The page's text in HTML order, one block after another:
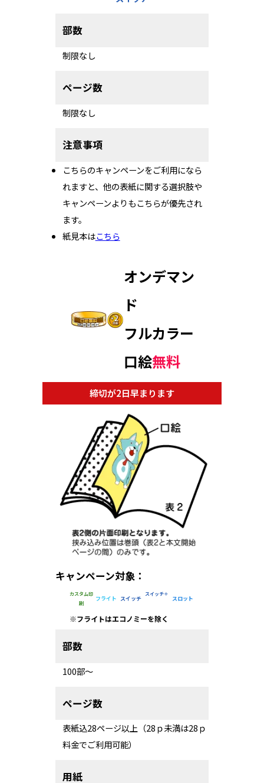
部数
制限なし
ページ数
制限なし
注意事項
こちらのキャンペーンをご利用になら
れますと、他の表紙に関する選択肢や
キャンペーンよりもこちらが優先され
ます。
紙見本はこちら
オンデマン
ド
フルカラー
口絵無料
締切が2日早まります
キャンペーン対象：
カスタム印
刷
フライト スイッチ
スイッチ＋
スロット
※フライトはエコノミーを除く
部数
100部～
ページ数
表紙込28ページ以上（28ｐ未満は28ｐ
料金でご利用可能）
用紙